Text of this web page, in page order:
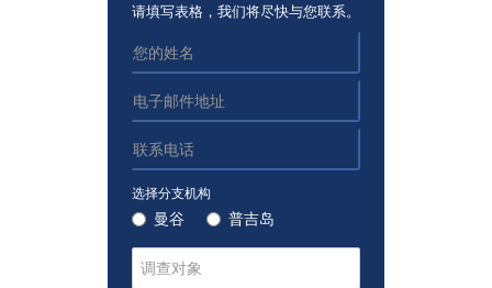
请填写表格，我们将尽快与您联系。
选择分支机构
曼谷 普吉岛